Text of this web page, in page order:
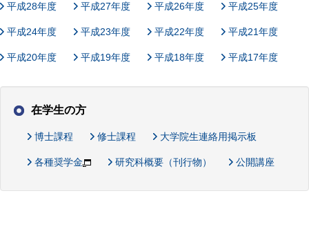
平成28年度 平成27年度 平成26年度 平成25年度
平成24年度 平成23年度 平成22年度 平成21年度
平成20年度 平成19年度 平成18年度 平成17年度
在学生の方
博士課程 修士課程 大学院生連絡用掲示板
各種奨学金 研究科概要（刊行物） 公開講座